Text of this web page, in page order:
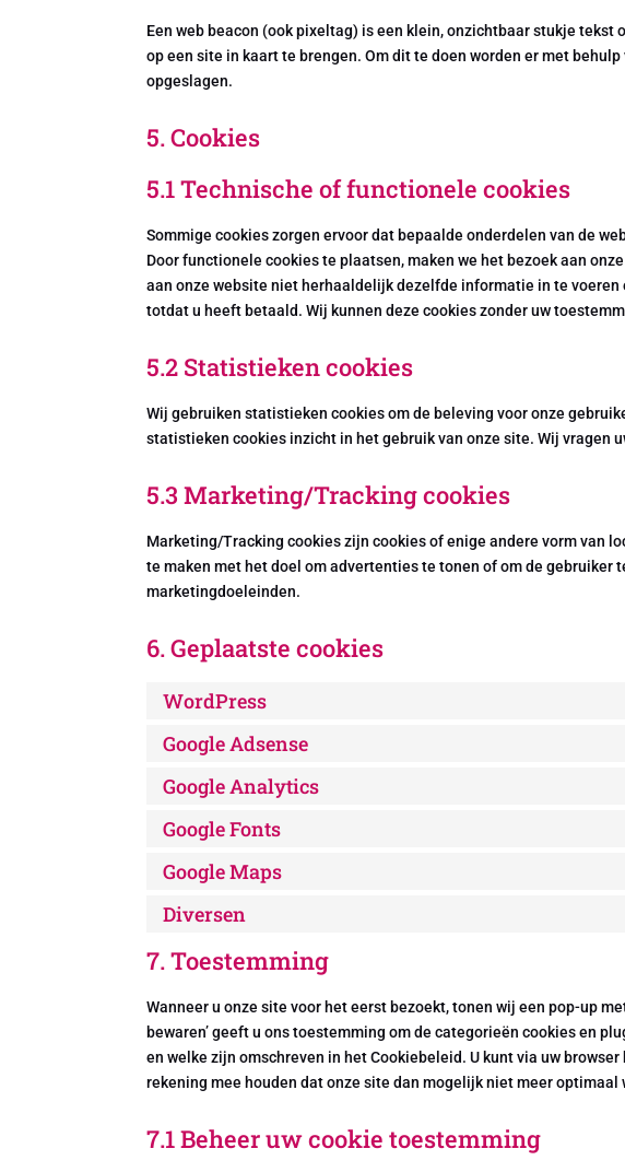
Een web beacon (ook pixeltag) is een klein, onzichtbaar stukje
op een site in kaart te brengen. Om dit te doen worden er met
opgeslagen.
5. Cookies
5.1 Technische of functionele cookies
Sommige cookies zorgen ervoor dat bepaalde onderdelen van de
Door functionele cookies te plaatsen, maken we het bezoek aan
aan onze website niet herhaaldelijk dezelfde informatie in te
totdat u heeft betaald. Wij kunnen deze cookies zonder uw
5.2 Statistieken cookies
Wij gebruiken statistieken cookies om de beleving voor onze
statistieken cookies inzicht in het gebruik van onze site. Wij vragen
5.3 Marketing/Tracking cookies
Marketing/Tracking cookies zijn cookies of enige andere vorm van
te maken met het doel om advertenties te tonen of om de
marketingdoeleinden.
6. Geplaatste cookies
WordPress
Google Adsense
Google Analytics
Google Fonts
Google Maps
Diversen
7. Toestemming
Wanneer u onze site voor het eerst bezoekt, tonen wij een pop-up
bewaren’ geeft u ons toestemming om de categorieën cookies en
en welke zijn omschreven in het Cookiebeleid. U kunt via uw
rekening mee houden dat onze site dan mogelijk niet meer optimaal
7.1 Beheer uw cookie toestemming